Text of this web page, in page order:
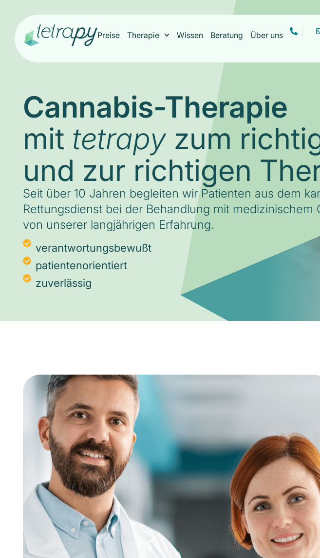
Preise Therapie Wissen Beratung Über uns
Cannabis-Therapie
mit tetrapyzum
und zur richtigen
Seit über 10 Jahren begleiten wir Patienten aus dem
Rettungsdienst bei der Behandlung mit medizinischem
von unserer langjährigen Erfahrung.
verantwortungsbewußt
patientenorientiert
zuverlässig